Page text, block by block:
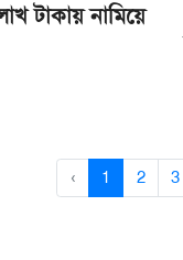
টাকায় নামিয়ে
‹ 1 2 3